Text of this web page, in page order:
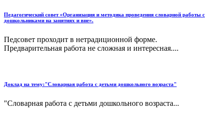
Педагогический совет «Организация и методика проведения словарной работы с
дошкольниками на занятиях и вне».
Педсовет проходит в нетрадиционной форме.
Предварительная работа не сложная и интересная....
Доклад на тему:"Словарная работа с детьми дошкольного возраста"
"Словарная работа с детьми дошкольного возраста...